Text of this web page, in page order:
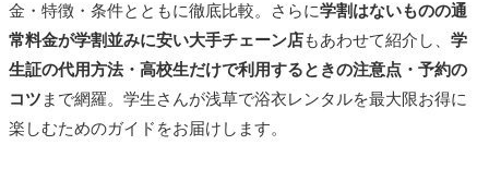
金・特徴・条件とともに徹底比較。さらに学割はないものの通
常料金が学割並みに安い大手チェーン店もあわせて紹介し、 学
生証の代用方法・高校生だけで利用するときの注意点・予約の
コツ まで網羅。学生さんが浅草で浴衣レンタルを最大限お得に
楽しむためのガイドをお届けします。